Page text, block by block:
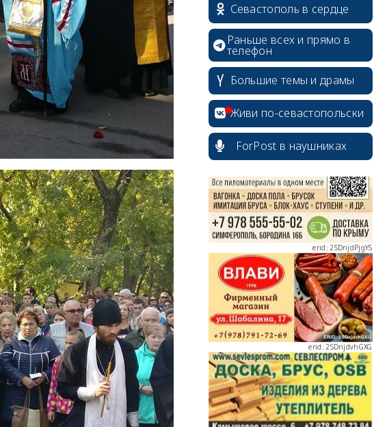
Севастополь в сердце
Раньше всех и прямо в
телефон
Большие темы и драмы
Живи по-севастопольски
ForPost в наушниках
erid: 2SDnjcrDNw6
erid: 2SDnjdPjgYS
erid: 2SDnjdvhGXG
erid: 2SDnjcLUypt